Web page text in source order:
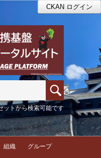
CKAN ログイン
ットから検索可能です
組織 グループ